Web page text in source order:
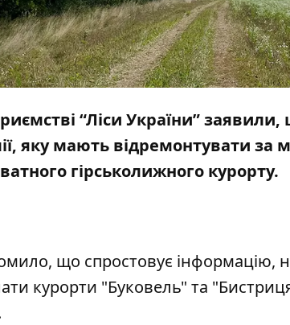
“Ліси України” заявили,
яку мають відремонтувати
гірськолижного курорту.
, що спростовує інформацію,
курорти "Буковель" та